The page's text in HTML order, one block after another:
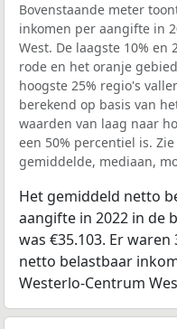
Bovenstaande meter
inkomen per aangifte in
West. De laagste 10%
rode en het oranje
hoogste 25% regio's
berekend op basis van
waarden van laag naar
een 50% percentiel is. Zie
gemiddelde, mediaan,
Het gemiddeld netto
aangifte in 2022 in de
was €35.103. Er
netto belastbaar
Westerlo-Centrum